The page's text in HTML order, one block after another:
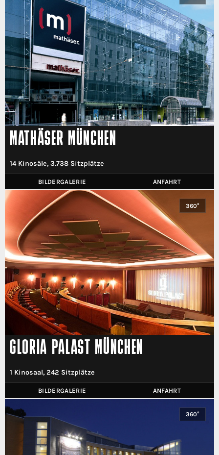
MATHÄSER MÜNCHEN
14 Kinosäle, 3.738 Sitzplätze
BILDERGALERIE ANFAHRT
360°
GLORIA PALAST MÜNCHEN
1 Kinosaal, 242 Sitzplätze
BILDERGALERIE ANFAHRT
360°